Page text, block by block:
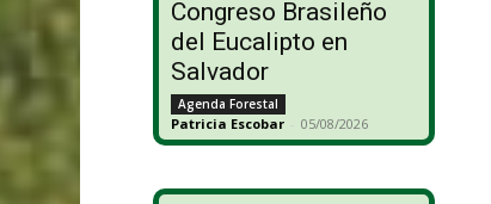
Congreso Brasileño
del Eucalipto en
Salvador
Agenda Forestal
Patricia Escobar - 05/08/2026